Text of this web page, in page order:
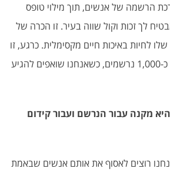
הרשמה של אנשים, תוך מילוי טופס
לך זכות וקול שווה בעיר. זו הכרה של
לחיות באיכות חיים מקסימלית. כרגע, זו
תמיכה רעיונית. יש כבר כ-1,000 נרשמים, כשאנחנו שואפים להגיע
מקנה עבור הנרשם ועבור קידום
רוצים לאסוף את אותם אנשים שבאמת